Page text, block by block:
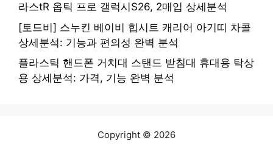
라스tR 옵틱 프로 갤럭시S26, 2매입 상세분석
[토드비] 스누킨 베이비 힙시트 캐리어 아기띠 차콜
상세분석: 기능과 편의성 완벽 분석
플라스틱 핸드폰 거치대 스탠드 받침대 휴대용 탁상
용 상세분석: 가격, 기능 완벽 분석
Copyright © 2026